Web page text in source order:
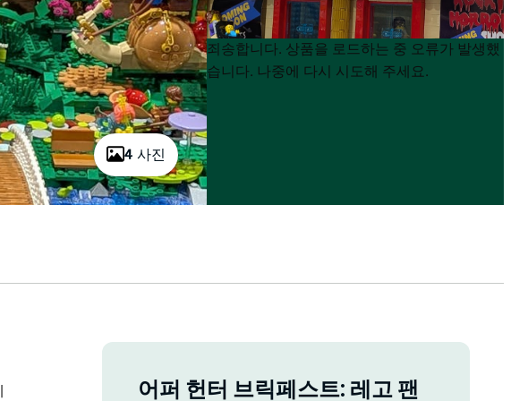
4 사진
Product
List
Product
List
죄송합니다. 상품을 로드하는 중 오류가 발생했
습니다. 나중에 다시 시도해 주세요.
어퍼 헌터 브릭페스트: 레고 팬